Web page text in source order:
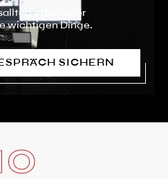
effizienter
wichtigen Dinge.
SICHERN